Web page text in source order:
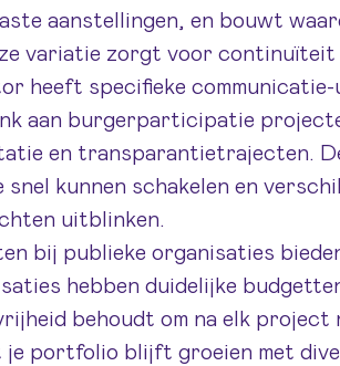
aanstellingen, en bouwt
variatie zorgt voor continuïteit
heeft specifieke
aan burgerparticipatie
en transparantietrajecten.
snel kunnen schakelen en
uitblinken.
bij publieke organisaties
hebben duidelijke
behoudt om na elk project
portfolio blijft groeien met